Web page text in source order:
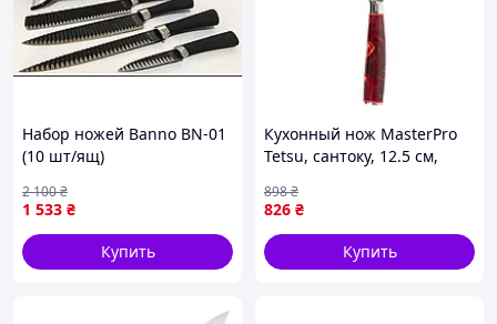
Набор ножей Banno BN-01
(10 шт/ящ)
1 533 ₴
2 100₴
Купить
Кухонный нож MasterPro
Tetsu, сантоку, 12.5 см,
BR) t
826 ₴
898₴
Купить